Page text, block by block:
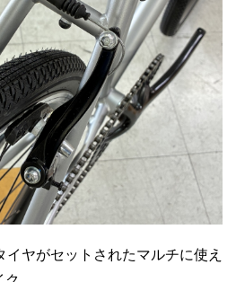
ヤがセットされたマルチに使え